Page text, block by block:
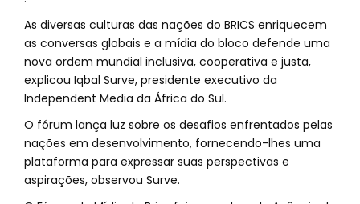
As diversas culturas das nações do BRICS enriquecem
as conversas globais e a mídia do bloco defende uma
nova ordem mundial inclusiva, cooperativa e justa,
explicou Iqbal Surve, presidente executivo da
Independent Media da África do Sul.
O fórum lança luz sobre os desafios enfrentados pelas
nações em desenvolvimento, fornecendo-lhes uma
plataforma para expressar suas perspectivas e
aspirações, observou Surve.